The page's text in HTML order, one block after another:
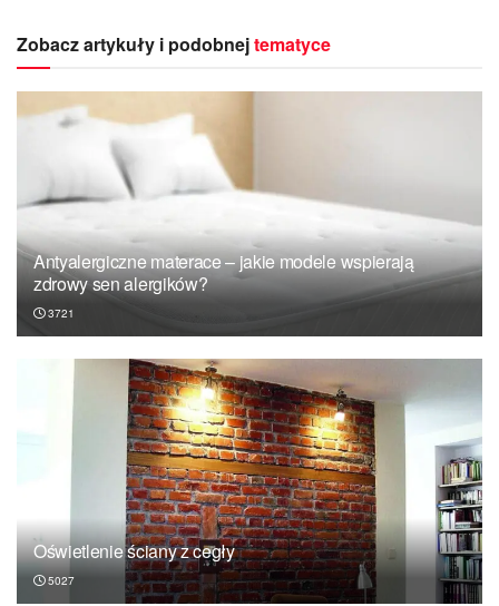
Zobacz artykuły i podobnejtematyce
Antyalergiczne materace – jakie modele wspierają
zdrowy sen alergików?
3721
Oświetlenie ściany z cegły
5027